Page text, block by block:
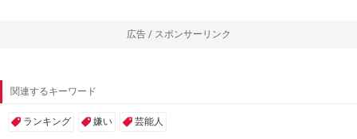
広告 / スポンサーリンク
関連するキーワード
ランキング 嫌い 芸能人